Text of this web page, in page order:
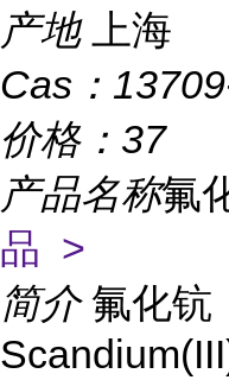
产地
上海
Cas：
价格： 37
产品名称氟
品 >
简介 氟化钪